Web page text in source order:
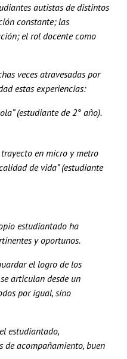
autistas de distintos
constante; las
el rol docente como
veces atravesadas por
estas experiencias:
(estudiante de 2° año).
en micro y metro
de vida” (estudiante
estudiantado ha
y oportunos.
el logro de los
articulan desde un
por igual, sino
estudiantado,
de acompañamiento, buen